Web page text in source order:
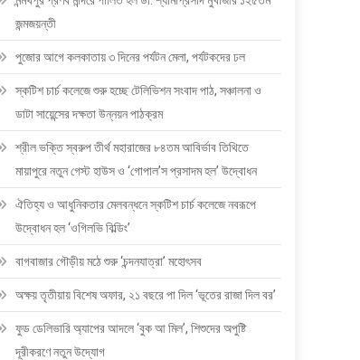
জন্মজয়ন্তী
পুজোর আগে কলকাতায় ৩ দিনের পর্যটন মেলা, পর্যটকদের ঢল
স্কটিশ চার্চ কলেজে শুরু হচ্ছে টেলিভিশন সংবাদ পাঠ, সঞ্চালনা ও
ডাটা সায়েন্সের দক্ষতা উন্নয়ন পাঠক্রম
শ্রীল ভক্তি স্বরুপ তীর্থ মহারাজের ৮৪তম আবির্ভাব তিথিতে
মায়াপুরে নতুন গেস্ট হাউস ও ‘গোপাল’স প্রসাদম হল’ উদ্বোধন
ঐতিহ্য ও আধুনিকতার মেলবন্ধনে স্কটিশ চার্চ কলেজে নবরূপে
উদ্বোধন হল ‘ওগিলভি বিল্ডিং’
বাগবাজার গৌড়ীয় মঠে শুরু ‘চন্দনযাত্রা’ মহোৎসব
অক্ষয় তৃতীয়ায় বিশেষ অফার, ২১ বছরে পা দিল ‘ভূতের রাজা দিল বর’
ফুড ডেলিভারি অ্যাপের আদলে ‘বুক আ মিল’, শিশুদের অপুষ্টি
দূরীকরণে নতুন উদ্যোগ